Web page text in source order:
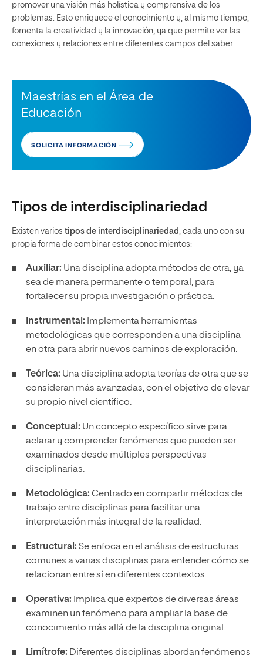
promover una visión más holística y comprensiva de los
problemas. Esto enriquece el conocimiento y, al mismo tiempo,
fomenta la creatividad y la innovación, ya que permite ver las
conexiones y relaciones entre diferentes campos del saber.
Maestrías en el Área de
Educación
SOLICITA INFORMACIÓN
Tipos de interdisciplinariedad
Existen varios tipos de interdisciplinariedad , cada uno con su
propia forma de combinar estos conocimientos:
Auxiliar: Una disciplina adopta métodos de otra, ya
sea de manera permanente o temporal, para
fortalecer su propia investigación o práctica.
Instrumental: Implementa herramientas
metodológicas que corresponden a una disciplina
en otra para abrir nuevos caminos de exploración.
Teórica: Una disciplina adopta teorías de otra que se
consideran más avanzadas, con el objetivo de elevar
su propio nivel científico.
Conceptual: Un concepto específico sirve para
aclarar y comprender fenómenos que pueden ser
examinados desde múltiples perspectivas
disciplinarias.
Metodológica: Centrado en compartir métodos de
trabajo entre disciplinas para facilitar una
interpretación más integral de la realidad.
Estructural: Se enfoca en el análisis de estructuras
comunes a varias disciplinas para entender cómo se
relacionan entre sí en diferentes contextos.
Operativa: Implica que expertos de diversas áreas
examinen un fenómeno para ampliar la base de
conocimiento más allá de la disciplina original.
Limítrofe: Diferentes disciplinas abordan fenómenos